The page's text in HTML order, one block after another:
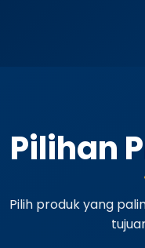
Pilihan
Pilih produk yang